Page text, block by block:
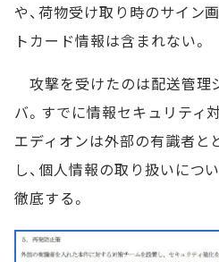
や、荷物受け取り時のサイン
トカード情報は含まれない。
攻撃を受けたのは配送管理
バ。すでに情報セキュリティ
エディオンは外部の有識者と
し、個人情報の取り扱いにつ
徹底する。